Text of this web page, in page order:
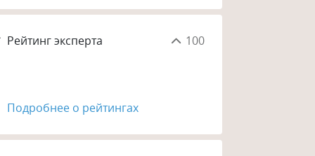
Рейтинг эксперта 100
Подробнее о рейтингах